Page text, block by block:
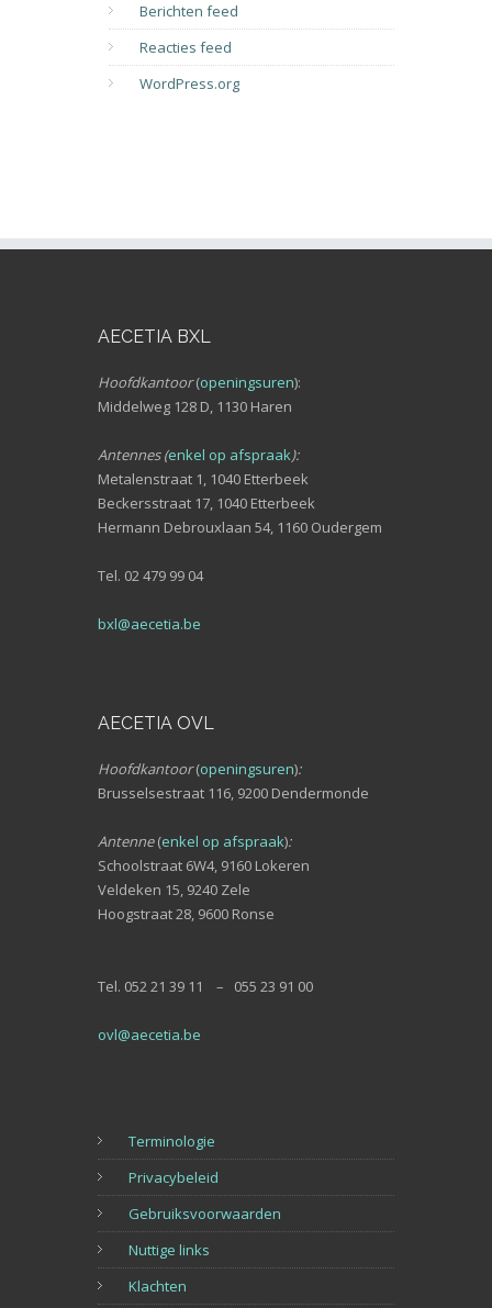
Berichten feed
Reacties feed
WordPress.org
AECETIA BXL
Hoofdkantoor(openingsuren):
Middelweg 128 D, 1130 Haren
Antennes (enkel op afspraak):
Metalenstraat 1, 1040 Etterbeek
Beckersstraat 17, 1040 Etterbeek
Hermann Debrouxlaan 54, 1160 Oudergem
Tel. 02 479 99 04
bxl@aecetia.be
AECETIA OVL
Hoofdkantoor(openingsuren):
Brusselsestraat 116, 9200 Dendermonde
Antenne(enkel op afspraak):
Schoolstraat 6W4, 9160 Lokeren
Veldeken 15, 9240 Zele
Hoogstraat 28, 9600 Ronse
Tel. 052 21 39 11 – 055 23 91 00
ovl@aecetia.be
Terminologie
Privacybeleid
Gebruiksvoorwaarden
Nuttige links
Klachten